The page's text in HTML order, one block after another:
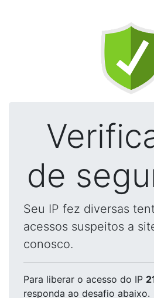
de
Seu IP fez diversas
acessos suspeitos a
conosco.
Para liberar o acesso do IP
responda ao desafio abaixo.